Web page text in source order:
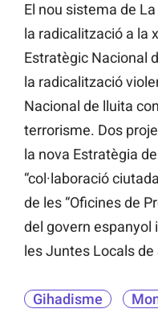
El nou sistema de
la radicalització a la
Estratègic Nacional
la radicalització
Nacional de lluita
terrorisme. Dos
la nova Estratègia
“col·laboració
de les “Oficines de
del govern espanyol
les Juntes Locals de
Gihadisme